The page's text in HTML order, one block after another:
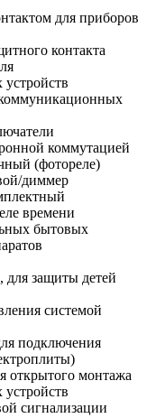
для приборов
контакта
устройств
коммутацией
(фотореле)
диммер
времени
бытовых
для защиты детей
системой
подключения
открытого монтажа
устройств
сигнализации